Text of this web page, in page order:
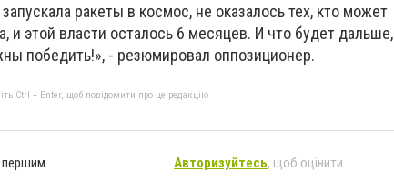
ракеты в космос, не оказалось тех, кто может
и этой власти осталось 6 месяцев. И что будет дальше,
победить!», - резюмировал оппозиционер.
Ctrl + Enter, щоб повідомити про це редакцію
першим Авторизуйтесь, щоб оцінити